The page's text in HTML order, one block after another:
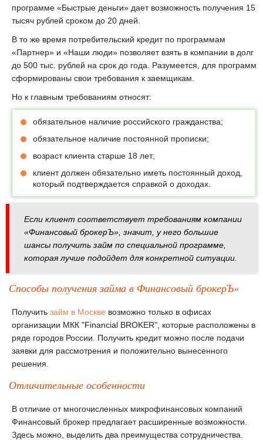
программе «Быстрые деньги» дает возможность получения 15
тысяч рублей сроком до 20 дней.
В то же время потребительский кредит по программам
«Партнер» и «Наши люди» позволяет взять в компании в долг
до 500 тыс. рублей на срок до года. Разумеется, для программ
сформированы свои требования к заемщикам.
Но к главным требованиям относят:
обязательное наличие российского гражданства;
обязательное наличие постоянной прописки;
возраст клиента старше 18 лет;
клиент должен обязательно иметь постоянный доход,
который подтверждается справкой о доходах.
Если клиент соответствует требованиям компании
«Финансовый брокерЪ», значит, у него большие
шансы получить займ по специальной программе,
которая лучше подойдет для конкретной ситуации.
Способы получения займа в Финансовый брокерЪ»
Получить займ в Москве возможно только в офисах
организации МКК "Financial BROKER", которые расположены в
ряде городов России. Получить кредит можно после подачи
заявки для рассмотрения и положительно вынесенного
решения.
Отличительные особенности
В отличие от многочисленных микрофинансовых компаний
Финансовый брокер предлагает расширенные возможности.
Здесь можно, выделить два преимущества сотрудничества.